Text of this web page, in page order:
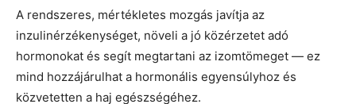
A rendszeres, mértékletes mozgás javítja az
inzulinérzékenységet, növeli a jó közérzetet adó
hormonokat és segít megtartani az izomtömeget — ez
mind hozzájárulhat a hormonális egyensúlyhoz és
közvetetten a haj egészségéhez.